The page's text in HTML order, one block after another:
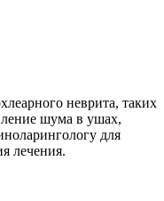
неврита, таких
шума в ушах,
для
лечения.